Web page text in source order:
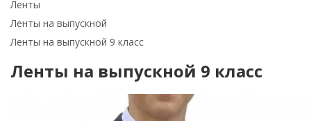
Ленты
Ленты на выпускной
Ленты на выпускной 9 класс
Ленты на выпускной 9 класс